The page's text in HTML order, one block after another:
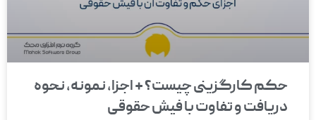
حکم کارگزینی چیست؟ + اجزا، نمونه، نحوه
دریافت و تفاوت با فیش حقوقی